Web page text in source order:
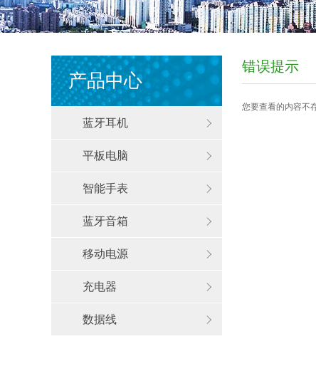
产品中心
蓝牙耳机
平板电脑
智能手表
蓝牙音箱
移动电源
充电器
数据线
错误提示
您要查看的内容不